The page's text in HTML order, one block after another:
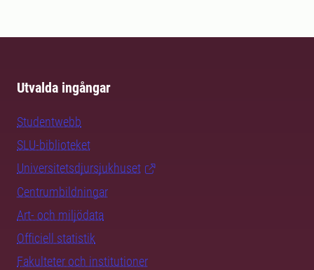
Utvalda ingångar
Studentwebb
SLU-biblioteket
Universitetsdjursjukhuset
Centrumbildningar
Art- och miljödata
Officiell statistik
Fakulteter och institutioner